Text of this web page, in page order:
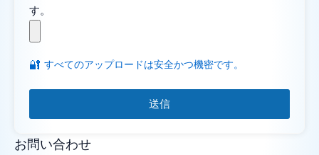
お問い合わせ
す。
🔐 すべてのアップロードは安全かつ機密です。
送信